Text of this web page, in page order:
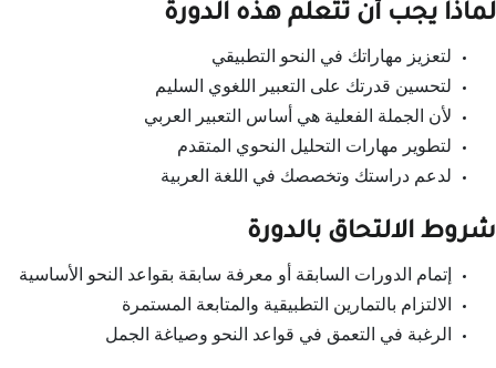
لماذا يجب أن تتعلّم هذه الدورة
لتعزيز مهاراتك في النحو التطبيقي
لتحسين قدرتك على التعبير اللغوي السليم
لأن الجملة الفعلية هي أساس التعبير العربي
لتطوير مهارات التحليل النحوي المتقدم
لدعم دراستك وتخصصك في اللغة العربية
شروط الالتحاق بالدورة
إتمام الدورات السابقة أو معرفة سابقة بقواعد النحو الأساسية
الالتزام بالتمارين التطبيقية والمتابعة المستمرة
الرغبة في التعمق في قواعد النحو وصياغة الجمل